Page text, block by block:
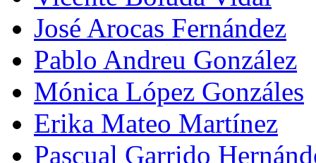
José Arocas Fernández
Pablo Andreu González
Mónica López Gonzáles
Erika Mateo Martínez
Pascual Garrido